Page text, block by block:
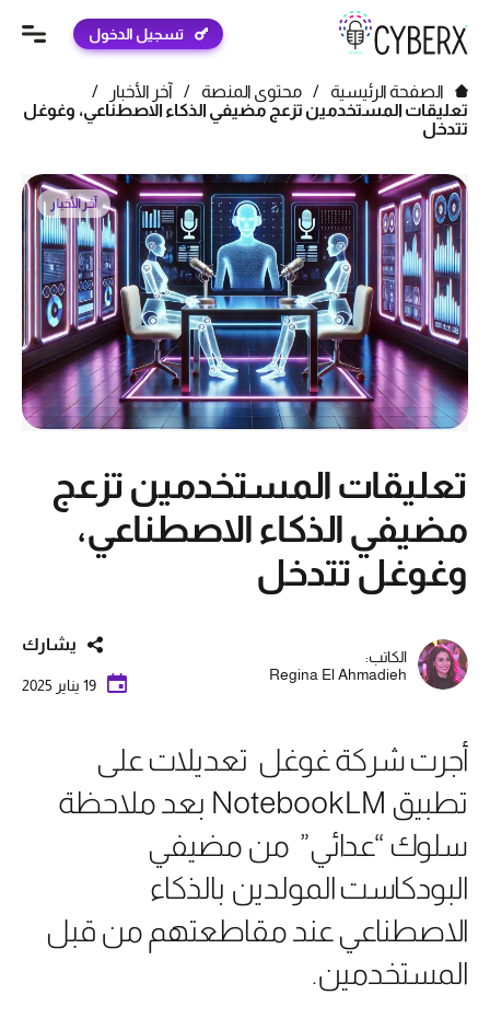
تسجيل الدخول
الصفحة الرئيسية / محتوى المنصة / آخر الأخبار
/
تعليقات المستخدمين تزعج مضيفي الذكاء الاصطناعي، وغوغل
تتدخل
آخر الأخبار
تعليقات المستخدمين تزعج
مضيفي الذكاء الاصطناعي،
وغوغل تتدخل
الكاتب:
Regina El Ahmadieh
يشارك
19 يناير 2025
أجرت شركة غوغل تعديلات على
تطبيق NotebookLM بعد ملاحظة
سلوك “عدائي” من مضيفي
البودكاست المولدين بالذكاء
الاصطناعي عند مقاطعتهم من قبل
المستخدمين.